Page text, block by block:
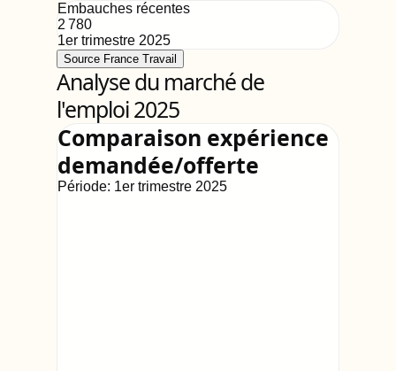
Embauches récentes
2 780
1er trimestre 2025
Source France Travail
Analyse du marché de
l'emploi 2025
Comparaison expérience
demandée/offerte
Période: 1er trimestre 2025